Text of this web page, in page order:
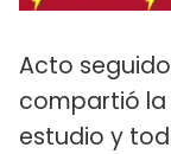
Acto
compartió
estudio y